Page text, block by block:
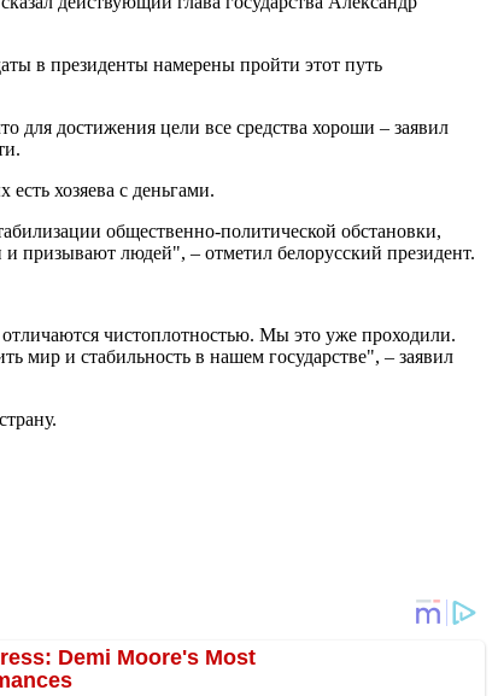
в президенты намерены пройти этот путь
для достижения цели все средства хороши – заявил
хозяева с деньгами.
общественно-политической обстановки,
призывают людей", – отметил белорусский президент.
чистоплотностью. Мы это уже проходили.
мир и стабильность в нашем государстве", – заявил